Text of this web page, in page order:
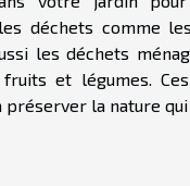
déchets comme
les déchets
et légumes.
la nature qui